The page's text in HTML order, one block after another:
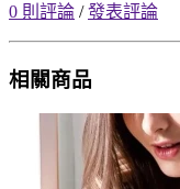
0 則評論 /發表評論
相關商品